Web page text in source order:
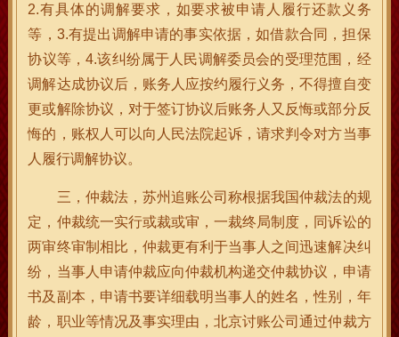
2.有具体的调解要求，如要求被申请人履行还款义务
等，3.有提出调解申请的事实依据，如借款合同，担保
协议等，4.该纠纷属于人民调解委员会的受理范围，经
调解达成协议后，账务人应按约履行义务，不得擅自变
更或解除协议，对于签订协议后账务人又反悔或部分反
悔的，账权人可以向人民法院起诉，请求判令对方当事
人履行调解协议。
三，仲裁法，苏州追账公司称根据我国仲裁法的规
定，仲裁统一实行或裁或审，一裁终局制度，同诉讼的
两审终审制相比，仲裁更有利于当事人之间迅速解决纠
纷，当事人申请仲裁应向仲裁机构递交仲裁协议，申请
书及副本，申请书要详细载明当事人的姓名，性别，年
龄，职业等情况及事实理由，北京讨账公司通过仲裁方